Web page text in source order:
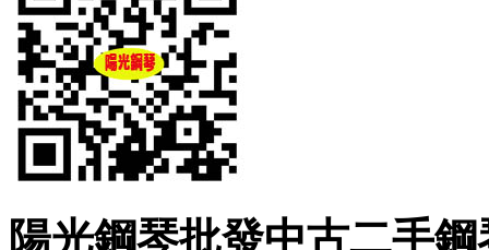
陽光鋼琴批發中古二手鋼